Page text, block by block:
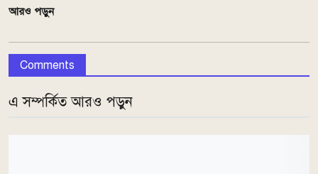
আরও পড়ুন
Comments
এ সম্পর্কিত আরও পড়ুন